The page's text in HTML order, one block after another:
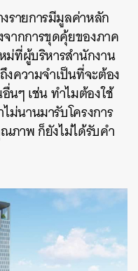
รายการมีมูลค่าหลัก
ากการขุดคุ้ยของภาค
ม่ที่ผู้บริหารสำนักงาน
ความจำเป็นที่จะต้อง
นๆ เช่น ทำไมต้องใช้
นานมารับโครงการ
ภาพ ก็ยังไม่ได้รับคำ